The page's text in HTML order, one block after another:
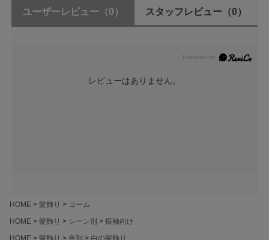
ユーザーレビュー （0） スタッフレビュー （0）
レビューはありません。
HOME 髪飾り
コーム
HOME
髪飾り シーン別
振袖向け
HOME
髪飾り 色別
白の髪飾り